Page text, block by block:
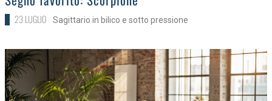
23 LUGLIO Sagittario in bilico e sotto pressione